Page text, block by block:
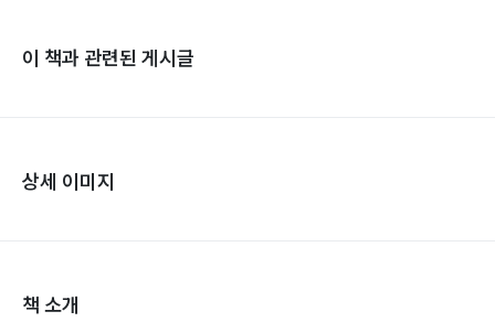
이 책과 관련된 게시글
상세 이미지
책 소개